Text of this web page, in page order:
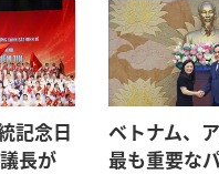
記念日
長が
ベトナム、
最も重要な